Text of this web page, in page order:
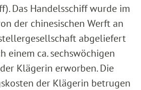
Das Handelsschiff wurde im
der chinesischen Werft an
abgeliefert
einem ca. sechswöchigen
Klägerin erworben. Die
der Klägerin betrugen